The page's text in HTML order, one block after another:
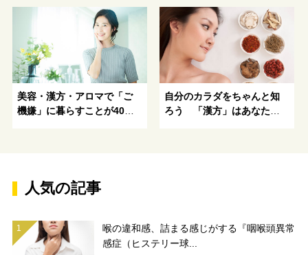
は？
美容・漢方・アロマで「ご
機嫌」に暮らすことが40代
自分のカラダをちゃんと知
ろう 「漢方」はあなたの
人気の記事
喉の違和感、詰まる感じがする『咽喉頭異常
感症（ヒステリー球...